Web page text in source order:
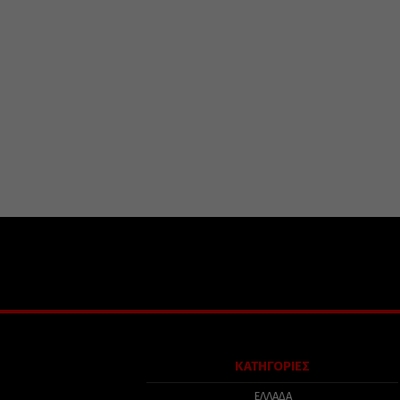
ΚΑΤΗΓΟΡΙΕΣ
ΕΛΛΑΔΑ